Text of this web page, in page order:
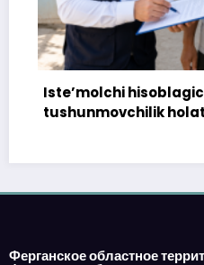
Iste’molchi hisoblagichi
tushunmovchilik holati
Ферганское областное